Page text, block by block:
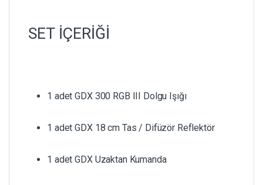
SET İÇERİĞİ
1 adet GDX 300 RGB III Dolgu Işığı
1 adet GDX 18 cm Tas / Difüzör Reflektör
1 adet GDX Uzaktan Kumanda